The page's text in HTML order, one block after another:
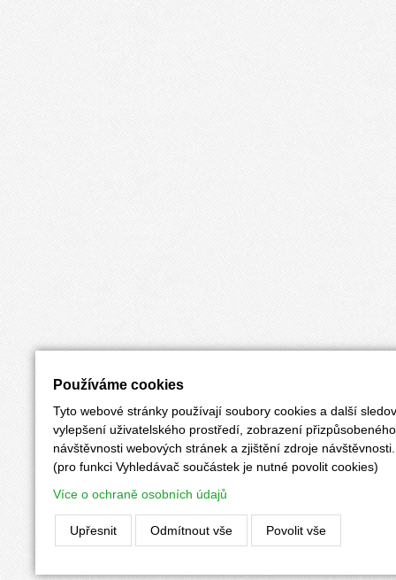
Používáme cookies
Tyto webové stránky používají soubory cookies a další
vylepšení uživatelského prostředí, zobrazení
návštěvnosti webových stránek a zjištění zdroje návštěvnosti.
(pro funkci Vyhledávač součástek je nutné povolit cookies)
Více o ochraně osobních údajů
Upřesnit Odmítnout vše Povolit vše